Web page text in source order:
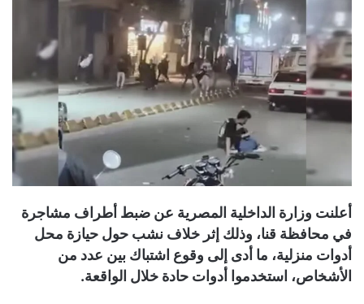
أعلنت وزارة الداخلية المصرية عن ضبط أطراف مشاجرة
في محافظة قنا، وذلك إثر خلاف نشب حول حيازة محل
أدوات منزلية، ما أدى إلى وقوع اشتباك بين عدد من
الأشخاص، استخدموا أدوات حادة خلال الواقعة.